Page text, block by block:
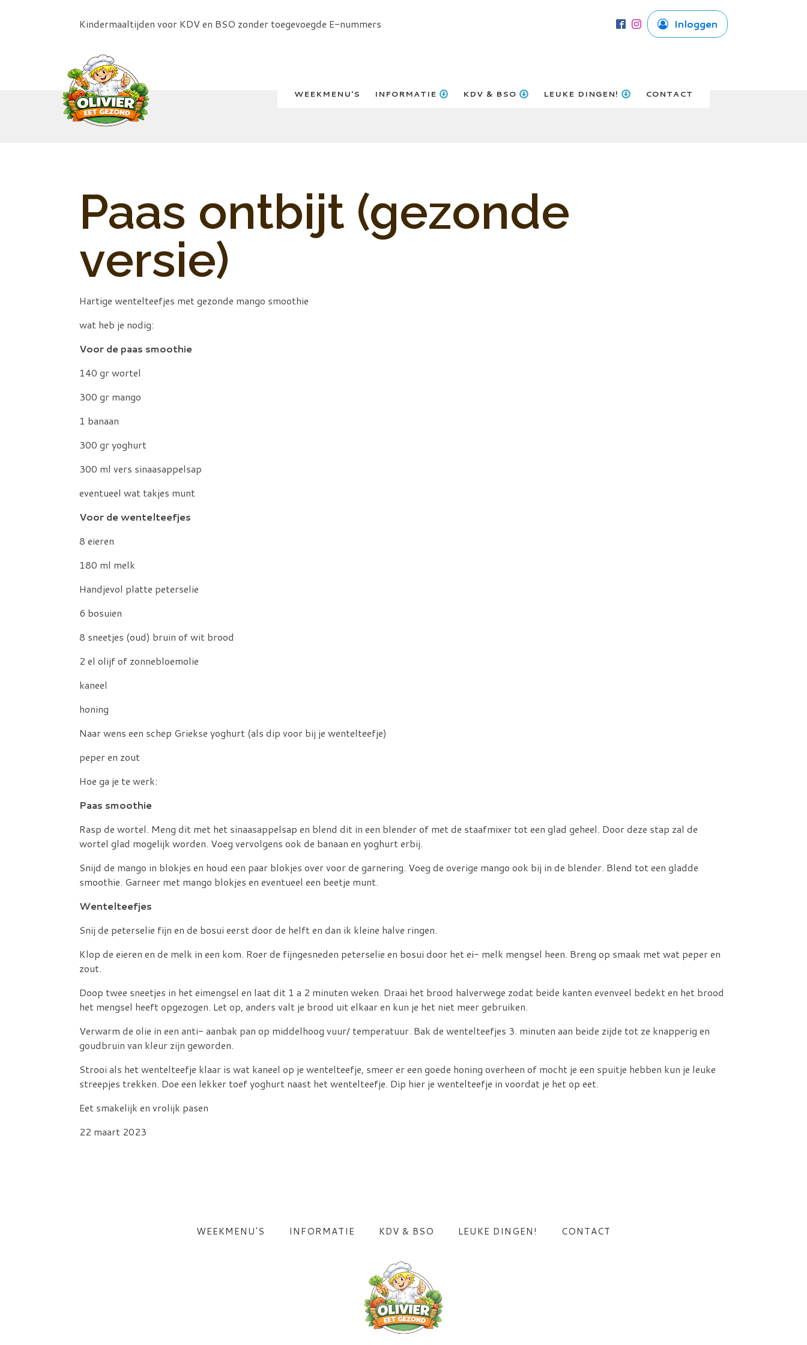
Kindermaaltijden voor KDV en BSO zonder toegevoegde E-nummers Inloggen
WEEKMENU'S INFORMATIE KDV & BSO LEUKE DINGEN! CONTACT
Paas ontbijt (gezonde
versie)
Hartige wentelteefjes met gezonde mango smoothie
wat heb je nodig:
Voor de paas smoothie
140 gr wortel
300 gr mango
1 banaan
300 gr yoghurt
300 ml vers sinaasappelsap
eventueel wat takjes munt
Voor de wentelteefjes
8 eieren
180 ml melk
Handjevol platte peterselie
6 bosuien
8 sneetjes (oud) bruin of wit brood
2 el olijf of zonnebloemolie
kaneel
honing
Naar wens een schep Griekse yoghurt (als dip voor bij je wentelteefje)
peper en zout
Hoe ga je te werk:
Paas smoothie
Rasp de wortel. Meng dit met het sinaasappelsap en blend dit in een blender of met de staafmixer tot een glad geheel. Door deze stap zal de
wortel glad mogelijk worden. Voeg vervolgens ook de banaan en yoghurt erbij.
Snijd de mango in blokjes en houd een paar blokjes over voor de garnering. Voeg de overige mango ook bij in de blender. Blend tot een gladde
smoothie. Garneer met mango blokjes en eventueel een beetje munt.
Wentelteefjes
Snij de peterselie fijn en de bosui eerst door de helft en dan ik kleine halve ringen.
Klop de eieren en de melk in een kom. Roer de fijngesneden peterselie en bosui door het ei- melk mengsel heen. Breng op smaak met wat peper en
zout.
Doop twee sneetjes in het eimengsel en laat dit 1 a 2 minuten weken. Draai het brood halverwege zodat beide kanten evenveel bedekt en het brood
het mengsel heeft opgezogen. Let op, anders valt je brood uit elkaar en kun je het niet meer gebruiken.
Verwarm de olie in een anti- aanbak pan op middelhoog vuur/ temperatuur. Bak de wentelteefjes 3. minuten aan beide zijde tot ze knapperig en
goudbruin van kleur zijn geworden.
Strooi als het wentelteefje klaar is wat kaneel op je wentelteefje, smeer er een goede honing overheen of mocht je een spuitje hebben kun je leuke
streepjes trekken. Doe een lekker toef yoghurt naast het wentelteefje. Dip hier je wentelteefje in voordat je het op eet.
Eet smakelijk en vrolijk pasen
22 maart 2023
WEEKMENU'S INFORMATIE KDV & BSO LEUKE DINGEN! CONTACT